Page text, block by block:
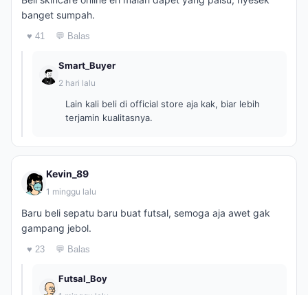
banget sumpah.
♥ 41 💬 Balas
Smart_Buyer
2 hari lalu
Lain kali beli di official store aja kak, biar lebih
terjamin kualitasnya.
Kevin_89
1 minggu lalu
Baru beli sepatu baru buat futsal, semoga aja awet gak
gampang jebol.
♥ 23 💬 Balas
Futsal_Boy